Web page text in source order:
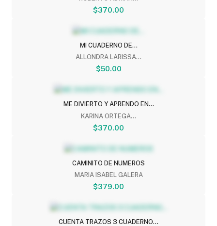
$370.00
MI CUADERNO DE...
ALLONDRA LARISSA...
$50.00
ME DIVIERTO Y APRENDO EN...
KARINA ORTEGA...
$370.00
CAMINITO DE NUMEROS
MARIA ISABEL GALERA
$379.00
CUENTA TRAZOS 3 CUADERNO...